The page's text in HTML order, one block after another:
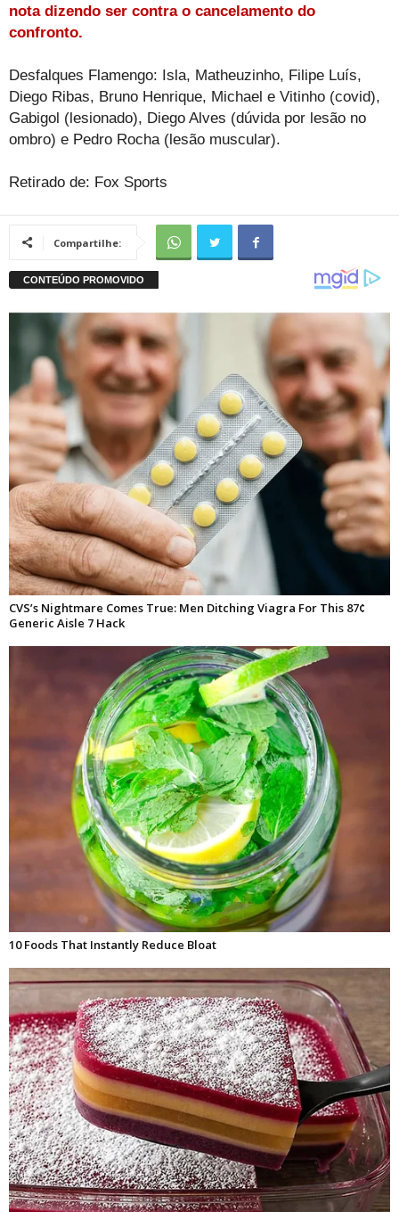
nota dizendo ser contra o cancelamento do
confronto.
Desfalques Flamengo: Isla, Matheuzinho, Filipe Luís,
Diego Ribas, Bruno Henrique, Michael e Vitinho (covid),
Gabigol (lesionado), Diego Alves (dúvida por lesão no
ombro) e Pedro Rocha (lesão muscular).
Retirado de: Fox Sports
Compartilhe: